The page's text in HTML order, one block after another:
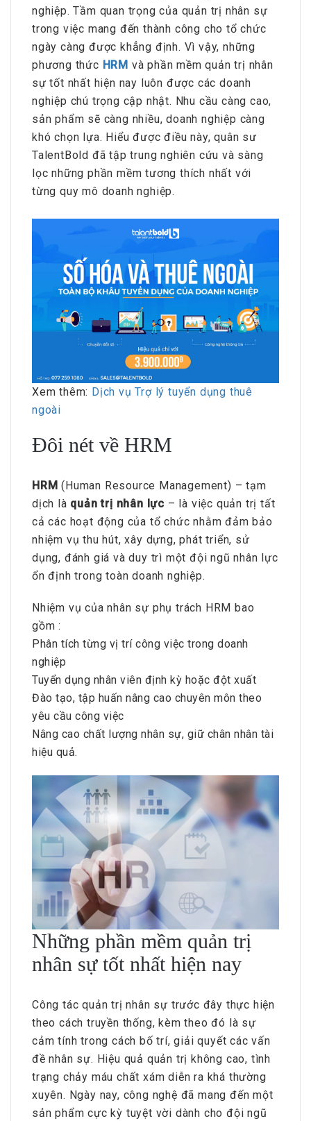
nghiệp. Tầm quan trọng của quản trị nhân sự
trong việc mang đến thành công cho tổ chức
ngày càng được khẳng định. Vì vậy, những
phương thức HRM và phần mềm quản trị nhân
sự tốt nhất hiện nay luôn được các doanh
nghiệp chú trọng cập nhật. Nhu cầu càng cao,
sản phẩm sẽ càng nhiều, doanh nghiệp càng
khó chọn lựa. Hiểu được điều này, quân sư
TalentBold đã tập trung nghiên cứu và sàng
lọc những phần mềm tương thích nhất với
từng quy mô doanh nghiệp.
Xem thêm: Dịch vụ Trợ lý tuyển dụng thuê
ngoài
Đôi nét về HRM
HRM(Human Resource Management) – tạm
dịch là quản trị nhân lực – là việc quản trị tất
cả các hoạt động của tổ chức nhằm đảm bảo
nhiệm vụ thu hút, xây dựng, phát triển, sử
dụng, đánh giá và duy trì một đội ngũ nhân lực
ổn định trong toàn doanh nghiệp.
Nhiệm vụ của nhân sự phụ trách HRM bao
gồm :
Phân tích từng vị trí công việc trong doanh
nghiệp
Tuyển dụng nhân viên định kỳ hoặc đột xuất
Đào tạo, tập huấn nâng cao chuyên môn theo
yêu cầu công việc
Nâng cao chất lượng nhân sự, giữ chân nhân tài
hiệu quả.
Những phần mềm quản trị
nhân sự tốt nhất hiện nay
Công tác quản trị nhân sự trước đây thực hiện
theo cách truyền thống, kèm theo đó là sự
cảm tính trong cách bố trí, giải quyết các vấn
đề nhân sự. Hiệu quả quản trị không cao, tình
trạng chảy máu chất xám diễn ra khá thường
xuyên. Ngày nay, công nghệ đã mang đến một
sản phẩm cực kỳ tuyệt vời dành cho đội ngũ